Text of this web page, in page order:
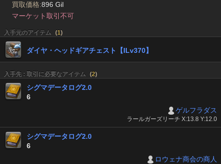
買取価格:896 Gil
マーケット取引不可
入手元のアイテム (1)
ダイヤ・ヘッドギアチェスト【ILv370】
入手先 : 取引に必要なアイテム (2)
シグマデータログ2.0
6
ゲルフラダス
ラールガーズリーチ X:13.8 Y:12.0
シグマデータログ2.0
6
ロウェナ商会の商人